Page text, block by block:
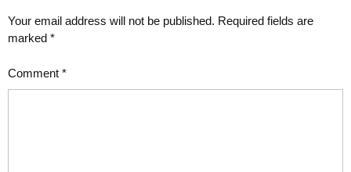
Your email address will not be published. Required fields are
marked *
Comment *